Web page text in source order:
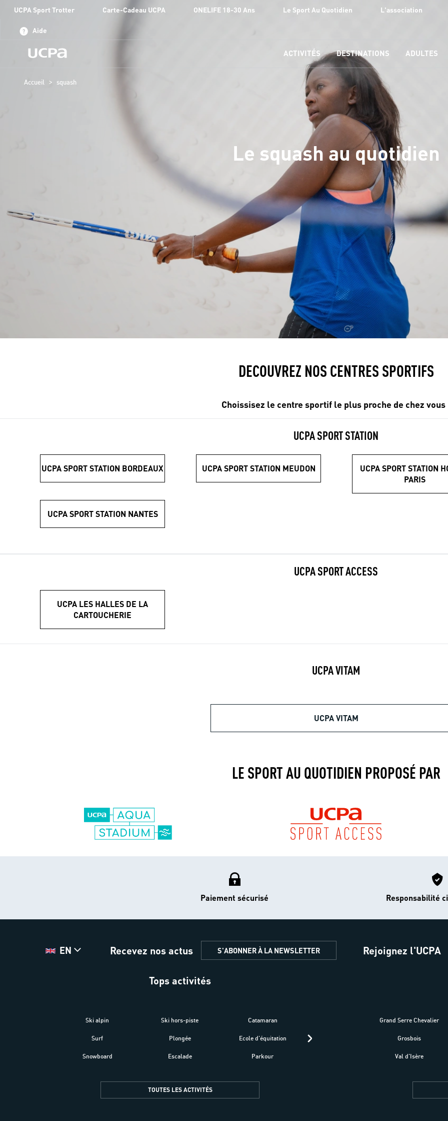
UCPA Sport Trotter Carte-Cadeau UCPA ONELIFE 18-30 Ans Le Sport Au Quotidien L'association
Aide
ACTIVITÉS DESTINATIONS ADULTES
Accueil > squash
Le squash au quotidien
DECOUVREZ NOS CENTRES SPORTIFS
Choissisez le centre sportif le plus proche de chez vous
UCPA SPORT STATION
UCPA SPORT STATION BORDEAUX UCPA SPORT STATION MEUDON
UCPA SPORT STATION
PARIS
UCPA SPORT STATION NANTES
UCPA SPORT ACCESS
UCPA LES HALLES DE LA
CARTOUCHERIE
UCPA VITAM
UCPA VITAM
LE SPORT AU QUOTIDIEN PROPOSÉ PAR
Paiement sécurisé Responsabilité
EN Recevez nos actus S'ABONNER À LA NEWSLETTER Rejoignez l'UCPA
Tops activités
Ski alpin
Surf
Snowboard
Ski hors-piste
Plongée
Escalade
Catamaran
Ecole d'équitation
Parkour
Trek-Randonnée
Parapente
Plongée
TOUTES LES ACTIVITÉS
Grand Serre Chevalier
Grosbois
Val d'Isère